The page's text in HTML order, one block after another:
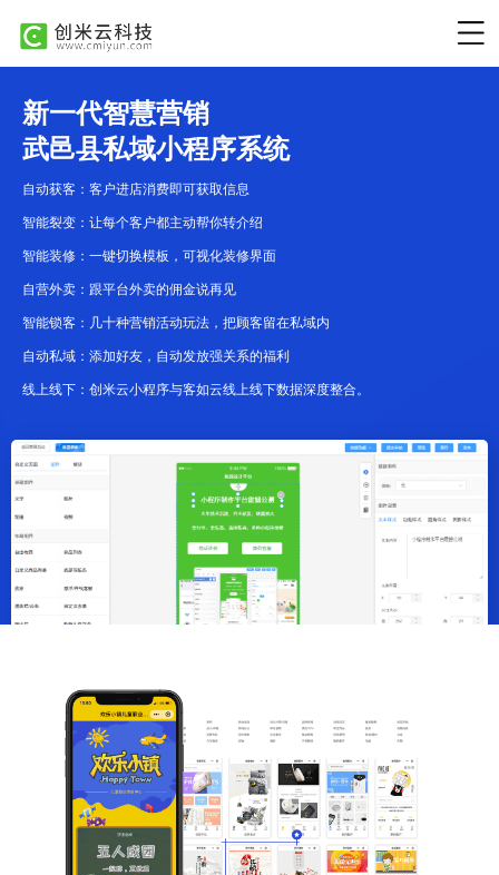
新一代智慧营销
武邑县私域小程序系统
自动获客：客户进店消费即可获取信息
智能裂变：让每个客户都主动帮你转介绍
智能装修：一键切换模板，可视化装修界面
自营外卖：跟平台外卖的佣金说再见
智能锁客：几十种营销活动玩法，把顾客留在私域内
自动私域：添加好友，自动发放强关系的福利
线上线下：创米云小程序与客如云线上线下数据深度整合。